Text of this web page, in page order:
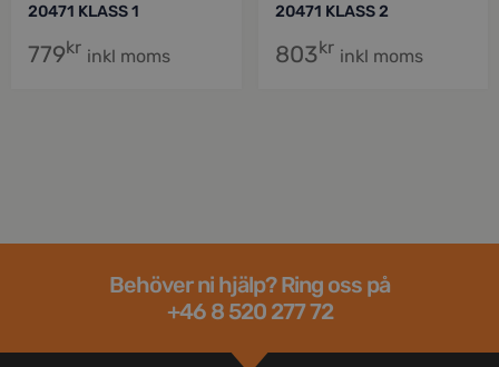
20471 KLASS 1
779kr inkl moms
20471 KLASS 2
803kr inkl moms
Behöver ni hjälp? Ring oss på
+46 8 520 277 72